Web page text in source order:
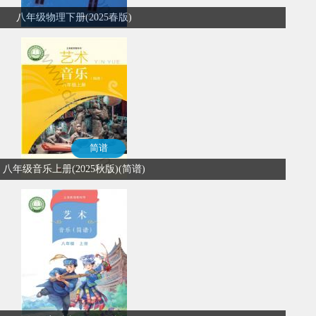
八年级物理下册(2025春版)
简谱
八年级音乐上册(2025秋版)(简谱)